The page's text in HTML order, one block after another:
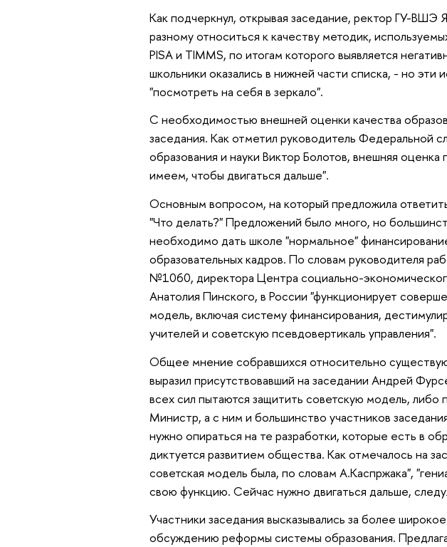
Как подчеркнул, открывая заседание, ректор ГУ-ВШЭ
разному относиться к качеству методик,
PISA и TIMMS, по итогам которого выявляется
школьники оказались в нижней части списка, - но
"посмотреть на себя в зеркало".
С необходимостью внешней оценки качества
заседания. Как отметил руководитель Федеральной
образования и науки Виктор Болотов, внешняя
имеем, чтобы двигаться дальше".
Основным вопросом, на который предложила
"Что делать?" Предложений было много, но
необходимо дать школе "нормальное"
образовательных кадров. По словам руководителя
№1060, директора Центра социально-
Анатолия Пинского, в России "функционирует
модель, включая систему финансирования,
учителей и советскую псевдовертикаль управления".
Общее мнение собравшихся относительно
выразил присутствовавший на заседании Андрей
всех сил пытаются защитить советскую модель, либо
Министр, а с ним и большинство участников
нужно опираться на те разработки, которые есть в
диктуется развитием общества. Как отмечалось на
советская модель была, по словам А.Каспржака",
свою функцию. Сейчас нужно двигаться дальше,
Участники заседания высказывались за более
обсуждению реформы системы образования.